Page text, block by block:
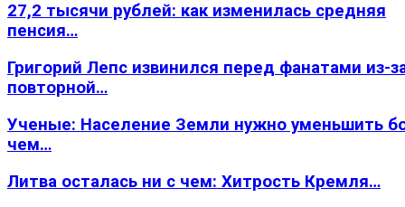
27,2 тысячи рублей: как изменилась средняя
пенсия…
Григорий Лепс извинился перед фанатами из-
повторной…
Ученые: Население Земли нужно уменьшить
чем…
Литва осталась ни с чем: Хитрость Кремля…